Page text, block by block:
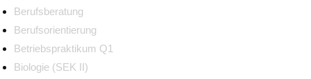
Berufsberatung
Berufsorientierung
Betriebspraktikum Q1
Biologie (SEK II)